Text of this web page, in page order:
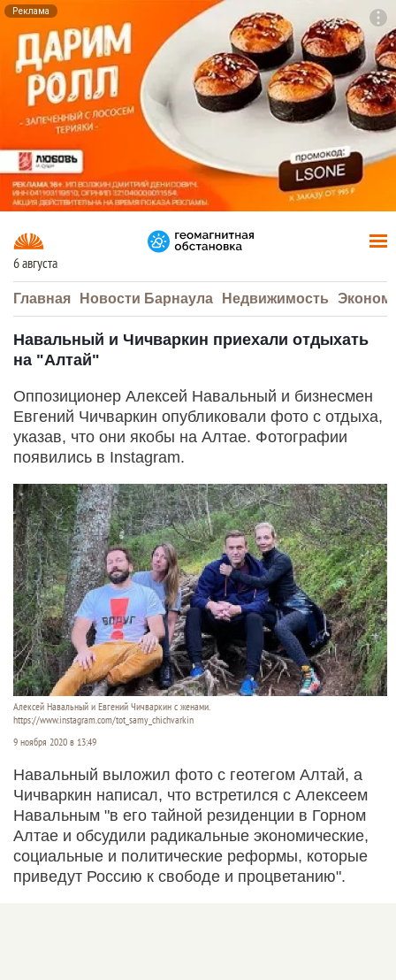
Реклама
6 августа
Главная Новости Барнаула Недвижимость
Навальный и Чичваркин приехали отдыхать
на "Алтай"
Оппозиционер Алексей Навальный и бизнесмен
Евгений Чичваркин опубликовали фото с отдыха,
указав, что они якобы на Алтае. Фотографии
появились в Instagram.
Алексей Навальный и Евгений Чичваркин с женами.
https://www.instagram.com/tot_samy_chichvarkin
9 ноября 2020 в 13:49
Навальный выложил фото с геотегом Алтай, а
Чичваркин написал, что встретился с Алексеем
Навальным "в его тайной резиденции в Горном
Алтае и обсудили радикальные экономические,
социальные и политические реформы, которые
приведут Россию к свободе и процветанию".